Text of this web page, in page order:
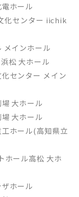
ホール
センター iichik
インホール
松 大ホール
センター メイン
大ホール
大ホール
ホール(高知県立
ール高松 大ホ
ホール